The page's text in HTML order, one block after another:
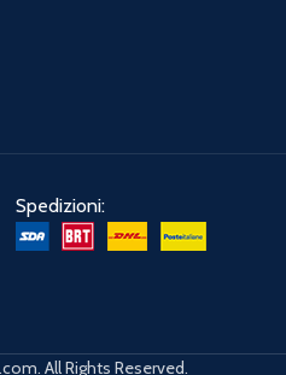
Spedizioni:
All Rights Reserved.